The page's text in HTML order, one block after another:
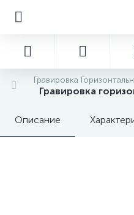
Гравировка
Гравировка
Описание